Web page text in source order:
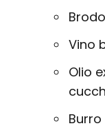
Vino
Olio